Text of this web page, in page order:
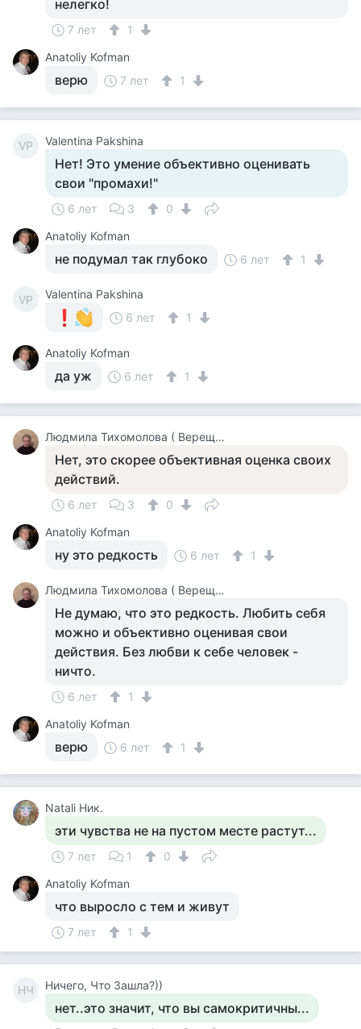
нелегко!
7 лет
1
Anatoliy Kofman
верю 7 лет 1
VP Valentina Pakshina
Нет! Это умение объективно оценивать
свои "промахи!"
6 лет 3
0
Anatoliy Kofman
не подумал так глубоко 6 лет 1
VP
Valentina Pakshina
6 лет
1
Anatoliy Kofman
да уж 6 лет 1
Людмила Тихомолова ( Верещагина )
Нет, это скорее объективная оценка своих
действий.
6 лет 3
0
Anatoliy Kofman
ну это редкость 6 лет 1
Людмила Тихомолова ( Верещагина )
Не думаю, что это редкость. Любить себя
можно и объективно оценивая свои
действия. Без любви к себе человек -
ничто.
6 лет
1
Anatoliy Kofman
верю 6 лет 1
Natali Ник.
эти чувства не на пустом месте растут...
7 лет 1
0
Anatoliy Kofman
что выросло с тем и живут
7 лет 1
НЧ Ничего, Что Зашла?))
нет..это значит, что вы самокритичны...